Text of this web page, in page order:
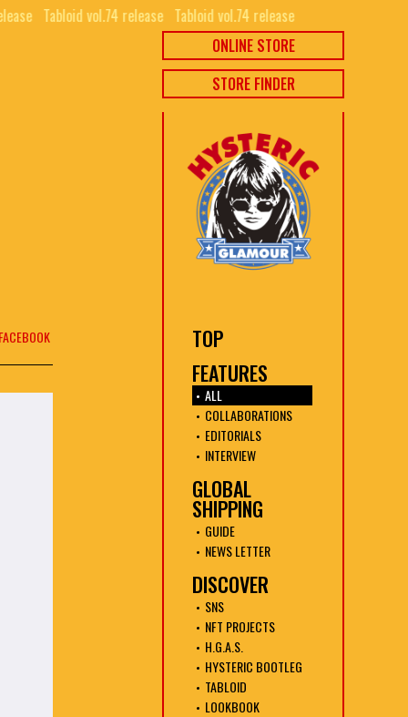
Tabloid vol.74 release⠀ Tabloid vol.74 release⠀
ONLINE STORE
STORE FINDER
TOP
FEATURES
ALL
COLLABORATIONS
EDITORIALS
INTERVIEW
GLOBAL
SHIPPING
GUIDE
NEWS LETTER
DISCOVER
SNS
NFT PROJECTS
H.G.A.S.
HYSTERIC BOOTLEG
TABLOID
LOOKBOOK